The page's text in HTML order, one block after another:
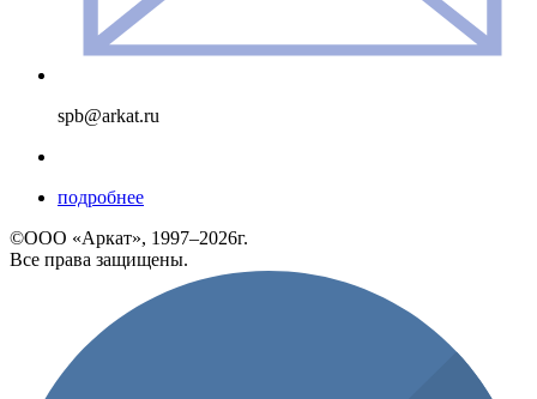
spb@arkat.ru
подробнее
©ООО «Аркат», 1997–2026г.
Все права защищены.